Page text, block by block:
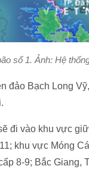
số 1. Ảnh: Hệ
đảo Bạch Long
đi vào khu vực
khu vực Móng
8-9; Bắc Giang,